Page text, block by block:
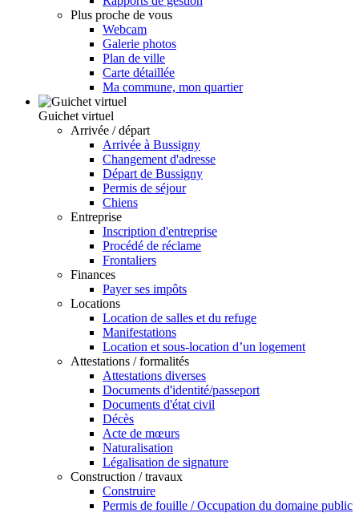
Plus proche de vous
Webcam
Galerie photos
Plan de ville
Carte détaillée
Ma commune, mon quartier
Guichet virtuel
Arrivée / départ
Arrivée à Bussigny
Changement d'adresse
Départ de Bussigny
Permis de séjour
Chiens
Entreprise
Inscription d'entreprise
Procédé de réclame
Frontaliers
Finances
Payer ses impôts
Locations
Location de salles et du refuge
Manifestations
Location et sous-location d’un logement
Attestations / formalités
Attestations diverses
Documents d'identité/passeport
Documents d'état civil
Décès
Acte de mœurs
Naturalisation
Légalisation de signature
Construction / travaux
Construire
Permis de fouille / Occupation du domaine public